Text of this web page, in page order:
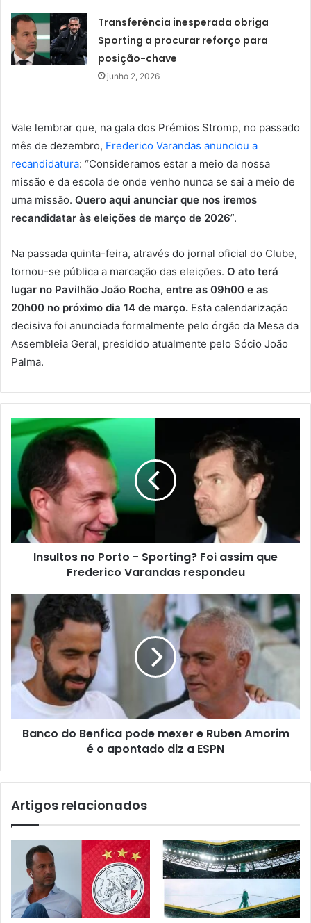
Transferência inesperada obriga
Sporting a procurar reforço para
posição-chave
junho 2, 2026
Vale lembrar que, na gala dos Prémios Stromp, no passado
mês de dezembro, Frederico Varandas anunciou a
recandidatura: “Consideramos estar a meio da nossa
missão e da escola de onde venho nunca se sai a meio de
uma missão. Quero aqui anunciar que nos iremos
recandidatar às eleições de março de 2026”.
Na passada quinta-feira, através do jornal oficial do Clube,
tornou-se pública a marcação das eleições. O ato terá
lugar no Pavilhão João Rocha, entre as 09h00 e as
20h00 no próximo dia 14 de março. Esta calendarização
decisiva foi anunciada formalmente pelo órgão da Mesa da
Assembleia Geral, presidido atualmente pelo Sócio João
Palma.
Insultos no Porto - Sporting? Foi assim que
Frederico Varandas respondeu
Banco do Benfica pode mexer e Ruben Amorim
é o apontado diz a ESPN
Artigos relacionados